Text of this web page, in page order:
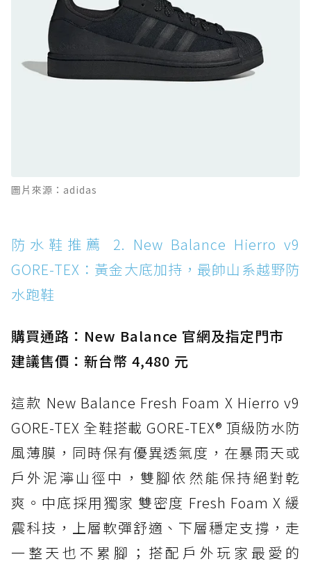
防水鞋推薦 10. PUMA Voyage NITRO™ 4
GORE-TEX：氮氣中底注入，回彈與防滑兼具的
全天候越野跑鞋
防水鞋推薦 11. On Cloudhorizon 2 WP：腳
感軟彈、搭載 Missiongrip™ 的防水輕越野鞋
Boot：馬汀首款雨靴登場，經典八孔加上全防
防水鞋推薦 14. SKECHERS BADGER
WATERPROOF：一踩即穿懶人神器！搭載固特
異大底與全防水厚底健走鞋
防水鞋推薦 15. Brooks Cascadia 19 GTX：注
圖片來源：adidas
防水鞋推薦 2. New Balance Hierro v9
GORE-TEX：黃金大底加持，最帥山系越野防
水跑鞋
購買通路：New Balance 官網及指定門市
建議售價：新台幣 4,480 元
這款 New Balance Fresh Foam X Hierro v9
GORE-TEX 全鞋搭載 GORE-TEX® 頂級防水防
風薄膜，同時保有優異透氣度，在暴雨天或
戶外泥濘山徑中，雙腳依然能保持絕對乾
爽。中底採用獨家 雙密度 Fresh Foam X 緩
震科技，上層軟彈舒適、下層穩定支撐，走
一整天也不累腳；搭配戶外玩家最愛的